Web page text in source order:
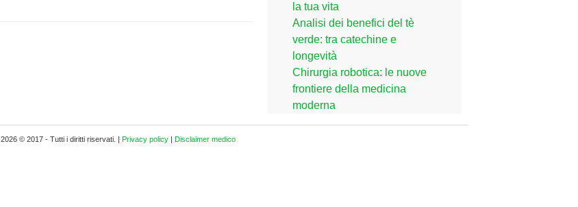
la tua vita
Analisi dei benefici del tè
verde: tra catechine e
longevità
Chirurgia robotica: le nuove
frontiere della medicina
moderna
2026 © 2017 - Tutti i diritti riservati. | Privacy policy| Disclaimer medico